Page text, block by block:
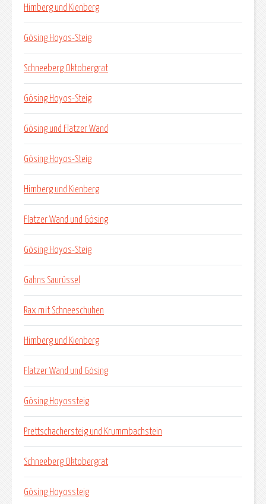
Himberg und Kienberg
Gösing Hoyos-Steig
Schneeberg Oktobergrat
Gösing Hoyos-Steig
Gösing und Flatzer Wand
Gösing Hoyos-Steig
Himberg und Kienberg
Flatzer Wand und Gösing
Gösing Hoyos-Steig
Gahns Saurüssel
Rax mit Schneeschuhen
Himberg und Kienberg
Flatzer Wand und Gösing
Gösing Hoyossteig
Prettschachersteig und Krummbachstein
Schneeberg Oktobergrat
Gösing Hoyossteig